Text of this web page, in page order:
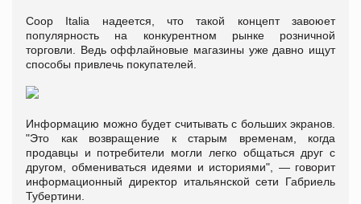
Coop Italia надеется, что такой концепт завоюет
популярность на конкурентном рынке розничной
торговли. Ведь оффлайновые магазины уже давно ищут
способы привлечь покупателей.
Информацию можно будет считывать с больших экранов.
"Это как возвращение к старым временам, когда
продавцы и потребители могли легко общаться друг с
другом, обмениваться идеями и историями", — говорит
информационный директор итальянской сети Габриель
Тубертини.